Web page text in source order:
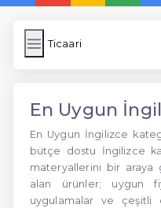
Ticaari
En Uygun
En Uygun İngilizce
bütçe dostu İngilizce
materyallerini bir
alan ürünler; uygun
uygulamalar ve çeşitli